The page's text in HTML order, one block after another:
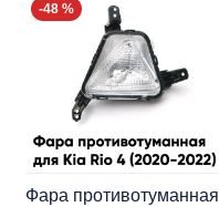
-48 %
Фара противотуманная